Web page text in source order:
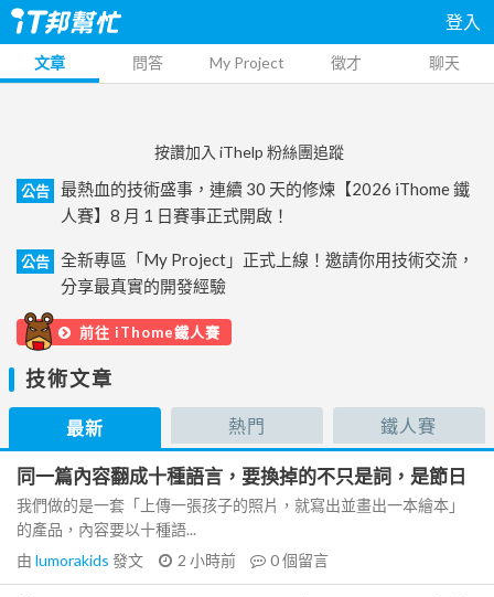
登入
文章 問答 My Project 徵才 聊天
按讚加入 iThelp 粉絲團追蹤
公告
最熱血的技術盛事，連續 30 天的修煉【2026 iThome 鐵
人賽】8 月 1 日賽事正式開啟！
公告
全新專區「My Project」正式上線！邀請你用技術交流，
分享最真實的開發經驗
前往 iThome鐵人賽
技術文章
最新 熱門 鐵人賽
同一篇內容翻成十種語言，要換掉的不只是詞，是節日
我們做的是一套「上傳一張孩子的照片，就寫出並畫出一本繪本」
的產品，內容要以十種語...
由 lumorakids 發文 2 小時前 0個留言